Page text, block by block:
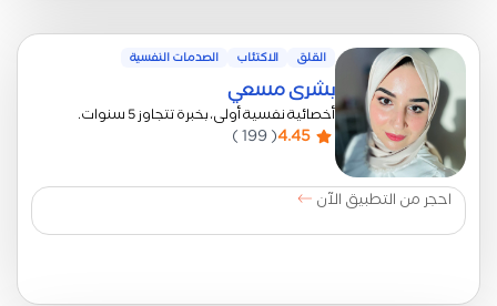
القلق الاكتئاب الصدمات النفسية
بشرى مسعي
أخصائية نفسية أولى، بخبرة تتجاوز 5 سنوات.
4.45
( 199 )
احجر من التطبيق الآن